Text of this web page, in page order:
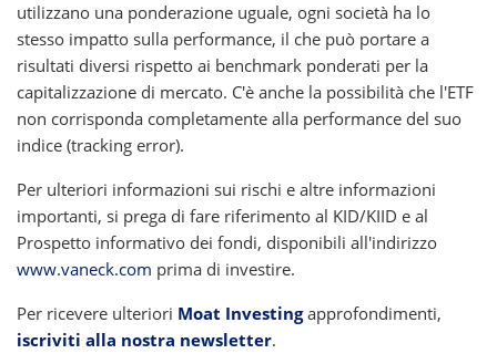
utilizzano una ponderazione uguale, ogni società ha lo
stesso impatto sulla performance, il che può portare a
risultati diversi rispetto ai benchmark ponderati per la
capitalizzazione di mercato. C'è anche la possibilità che l'ETF
non corrisponda completamente alla performance del suo
indice (tracking error).
Per ulteriori informazioni sui rischi e altre informazioni
importanti, si prega di fare riferimento al KID/KIID e al
Prospetto informativo dei fondi, disponibili all'indirizzo
www.vaneck.com prima di investire.
Per ricevere ulteriori Moat Investingapprofondimenti,
iscriviti alla nostra newsletter.